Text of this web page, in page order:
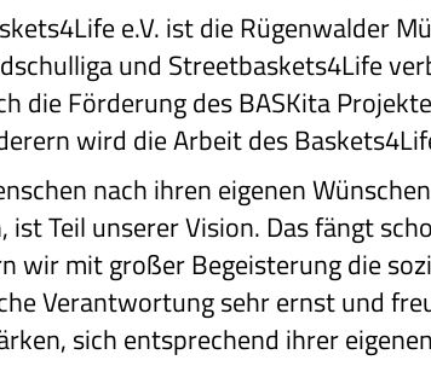
e.V. ist die Rügenwalder
und Streetbaskets4Life
die Förderung des BASKita
wird die Arbeit des
nach ihren eigenen
ist Teil unserer Vision. Das fängt
wir mit großer Begeisterung die
Verantwortung sehr ernst und
sich entsprechend ihrer